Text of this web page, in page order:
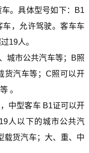
。具体型号如下：B1
，允许驾驶。客车车
19人。
城市公共汽车等；B照
货汽车等；C照可以开
。
中型客车 B1证可以开
人以下的城市公共汽
载货汽车；大、重、中